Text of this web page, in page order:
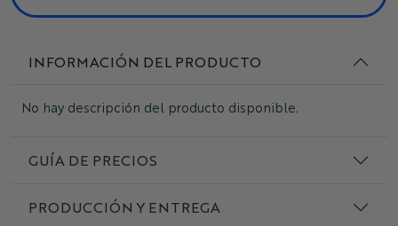
INFORMACIÓN DEL PRODUCTO
No hay descripción del producto disponible.
GUÍA DE PRECIOS
PRODUCCIÓN Y ENTREGA